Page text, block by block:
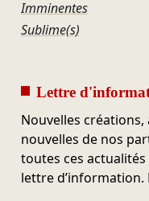
Imminentes
Sublime(s)
Lettre
Nouvelles
nouvelles de nos
toutes ces
lettre d’information.